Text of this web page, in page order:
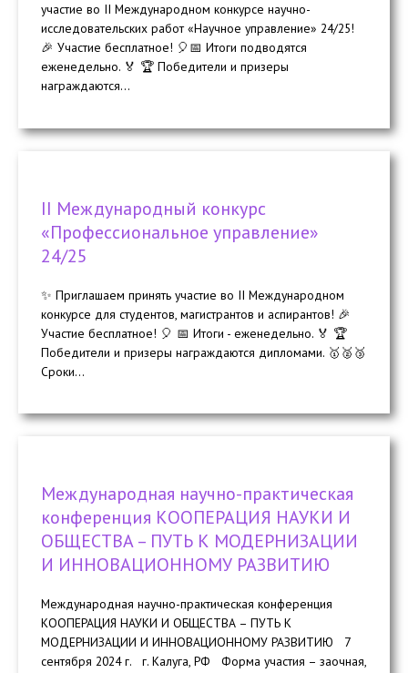
участие во II Международном конкурсе научно-
исследовательских работ «Научное управление» 24/25!
🎉 Участие бесплатное! 🎈📅 Итоги подводятся
еженедельно. 🏅 🏆 Победители и призеры
награждаются...
II Международный конкурс
«Профессиональное управление»
24/25
✨ Приглашаем принять участие во II Международном
конкурсе для студентов, магистрантов и аспирантов! 🎉
Участие бесплатное! 🎈 📅 Итоги - еженедельно. 🏅 🏆
Победители и призеры награждаются дипломами. 🥇🥈🥉
Сроки...
Международная научно-практическая
конференция КООПЕРАЦИЯ НАУКИ И
ОБЩЕСТВА – ПУТЬ К МОДЕРНИЗАЦИИ
И ИННОВАЦИОННОМУ РАЗВИТИЮ
Международная научно-практическая конференция
КООПЕРАЦИЯ НАУКИ И ОБЩЕСТВА – ПУТЬ К
МОДЕРНИЗАЦИИ И ИННОВАЦИОННОМУ РАЗВИТИЮ 7
сентября 2024 г. г. Калуга, РФ Форма участия – заочная,